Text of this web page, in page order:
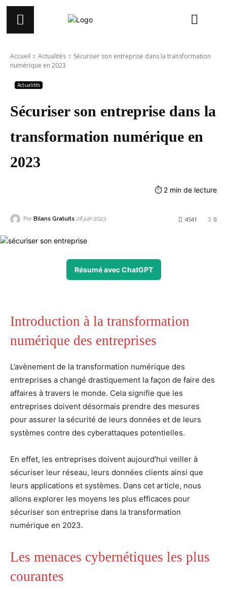
Accueil Actualités
Sécuriser son entreprise dans la transformation
numérique en 2023
Actualités
Sécuriser son entreprise dans la
transformation numérique en
2023
⏱ 2 min de lecture
Par Bilans Gratuits 28 juin 2023 0
4541
Résumé avec ChatGPT
Introduction à la transformation
numérique des entreprises
L’avènement de la transformation numérique des
entreprises a changé drastiquement la façon de faire des
affaires à travers le monde. Cela signifie que les
entreprises doivent désormais prendre des mesures
pour assurer la sécurité de leurs données et de leurs
systèmes contre des cyberattaques potentielles.
En effet, les entreprises doivent aujourd’hui veiller à
sécuriser leur réseau, leurs données clients ainsi que
leurs applications et systèmes. Dans cet article, nous
allons explorer les moyens les plus efficaces pour
sécuriser son entreprise dans la transformation
numérique en 2023.
Les menaces cybernétiques les plus
courantes